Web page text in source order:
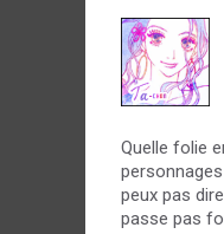
Quelle folie
peux pas
passe pas